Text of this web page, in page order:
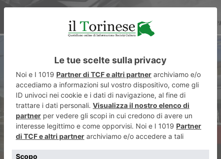
ARTICOLO SUCCESSIVO
Tornano i “treni del mare” per
la Liguria